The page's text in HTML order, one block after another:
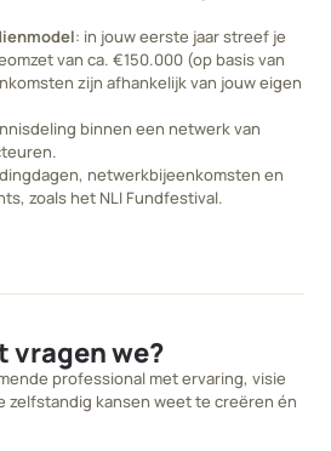
: in jouw eerste jaar streef je
van ca. €150.000 (op basis van
zijn afhankelijk van jouw eigen
binnen een netwerk van
netwerkbijeenkomsten en
zoals het NLI Fundfestival.
vragen we?
professional met ervaring, visie
zelfstandig kansen weet te creëren én